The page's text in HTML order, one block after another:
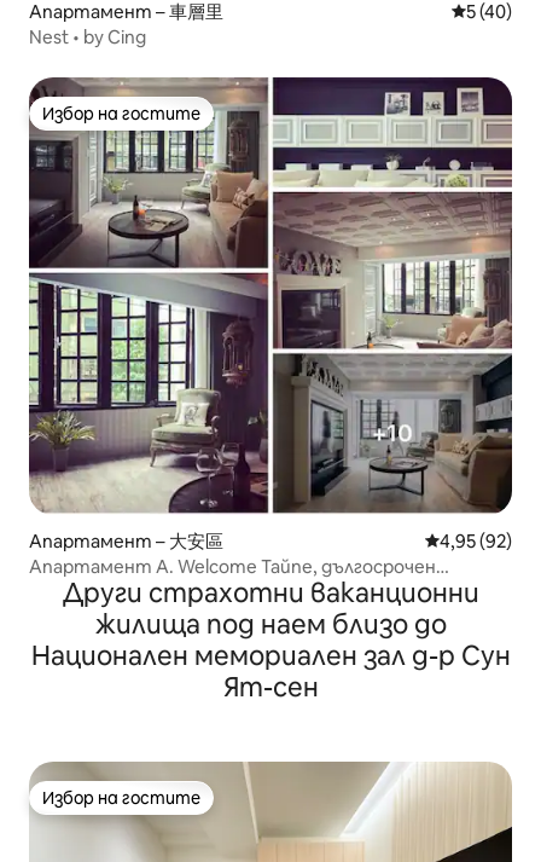
Апартамент – 車層里 Средна
5 (40)
Nest • by Cing
Избор на гостите
Избор на гостите
Апартамент – 大安區 Средна
4,95 (92)
Апартамент A. Welcome Тайпе, дългосрочен
престой, 3 минути MRT 短月租6-8折
Други страхотни ваканционни
жилища под наем близо до
Национален мемориален зал д-р Сун
Ят-сен
Избор на гостите
Избор на гостите